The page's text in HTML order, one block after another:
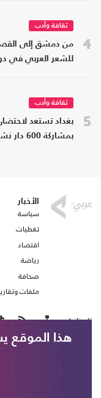
4
ثقافة وأدب
من دمشق إلى
للشعر العربي في
5
ثقافة وأدب
بغداد تستعد
بمشاركة 600 دار نشر من 23 دولة
الأخبار
سياسة
تغطيات
اقتصاد
رياضة
صحافة
ملفات
تابعنا على
هذا الموقع